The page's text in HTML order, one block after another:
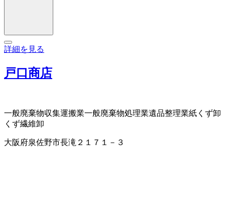
詳細を見る
戸口商店
一般廃棄物収集運搬業一般廃棄物処理業遺品整理業紙くず卸
くず繊維卸
大阪府泉佐野市長滝２１７１－３